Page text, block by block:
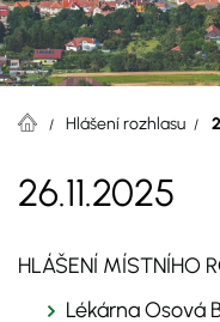
Hlášení rozhlasu
26.11.2025
HLÁŠENÍ MÍSTNÍHO
Lékárna Osová